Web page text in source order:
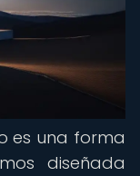
es una forma
diseñada